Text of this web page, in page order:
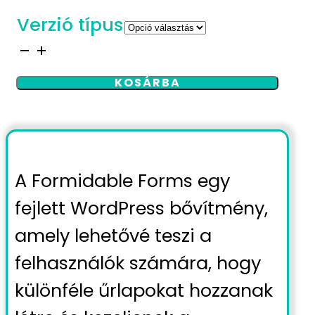
Verzió típus
Formidable
Forms
KOSÁRBA
A Formidable Forms egy
fejlett WordPress bővítmény,
amely lehetővé teszi a
felhasználók számára, hogy
különféle űrlapokat hozzanak